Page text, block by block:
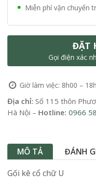
Miễn phí vận chuyển
ĐẶT
Gọi điện xác
Giờ làm việc: 8h00 –
Địa chỉ: Số 115 thôn
Hà Nội – Hotline: 0966
MÔ TẢ
ĐÁNH
Gối kê cổ chữ U